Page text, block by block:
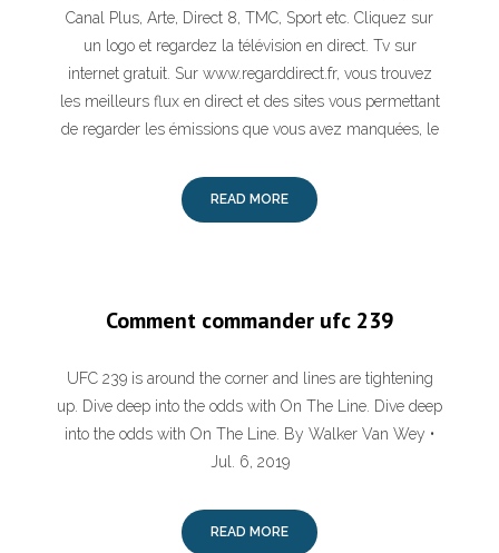
Canal Plus, Arte, Direct 8, TMC, Sport etc. Cliquez sur
un logo et regardez la télévision en direct. Tv sur
internet gratuit. Sur www.regarddirect.fr, vous trouvez
les meilleurs flux en direct et des sites vous permettant
de regarder les émissions que vous avez manquées, le
READ MORE
Comment commander ufc 239
UFC 239 is around the corner and lines are tightening
up. Dive deep into the odds with On The Line. Dive deep
into the odds with On The Line. By Walker Van Wey •
Jul. 6, 2019
READ MORE